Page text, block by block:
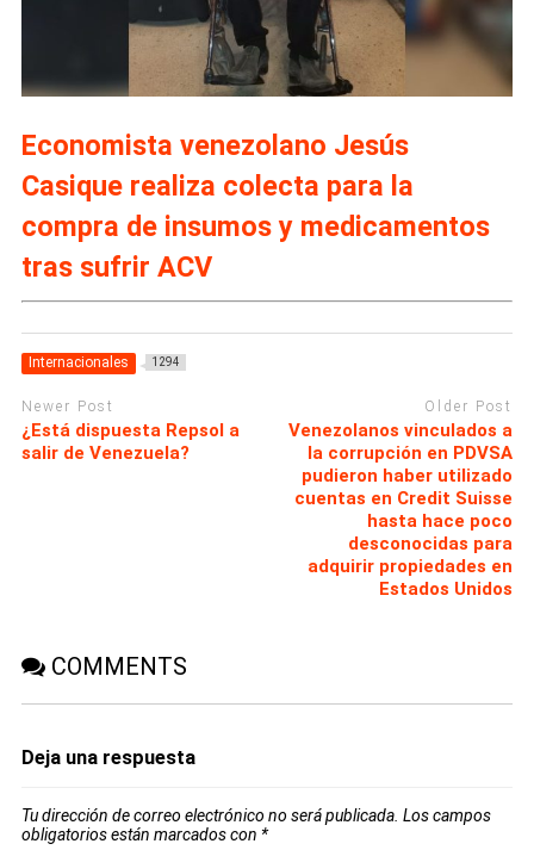
Economista venezolano Jesús
Casique realiza colecta para la
compra de insumos y medicamentos
tras sufrir ACV
Internacionales 1294
Newer Post
¿Está dispuesta Repsol a
salir de Venezuela?
Older Post
Venezolanos vinculados a
la corrupción en PDVSA
pudieron haber utilizado
cuentas en Credit Suisse
hasta hace poco
desconocidas para
adquirir propiedades en
Estados Unidos
COMMENTS
Deja una respuesta
Tu dirección de correo electrónico no será publicada. Los campos
obligatorios están marcados con *